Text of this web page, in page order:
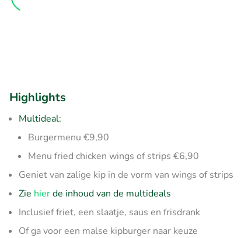
Highlights
Multideal:
Burgermenu €9,90
Menu fried chicken wings of strips €6,90
Geniet van zalige kip in de vorm van wings of strips
Zie hierde inhoud van de multideals
Inclusief friet, een slaatje, saus en frisdrank
Of ga voor een malse kipburger naar keuze